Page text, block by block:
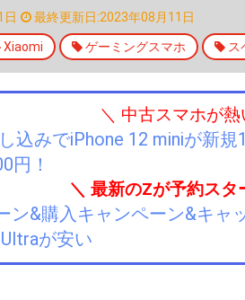
日 最終更新日:2023年08月11日
Xiaomi ゲーミングスマホ ス
＼ 中古スマホが熱
込みでiPhone 12 miniが新
円！
＼ 最新のZが予約スタ
ン&購入キャンペーン&キャ
が安い